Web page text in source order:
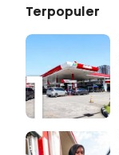
Terpopuler